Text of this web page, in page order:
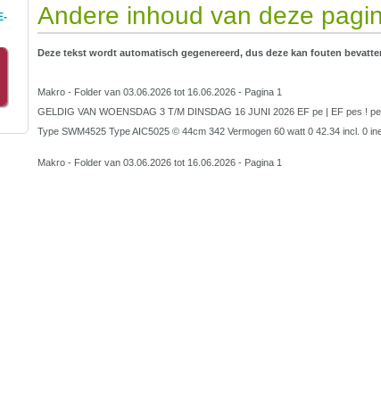
Andere inhoud van deze
Deze tekst wordt automatisch gegenereerd, dus deze kan fouten
Makro - Folder van 03.06.2026 tot 16.06.2026 - Pagina 1
GELDIG VAN WOENSDAG 3 T/M DINSDAG 16 JUNI 2026 EF pe | EF pes !
Type SWM4525 Type AIC5025 © 44cm 342 Vermogen 60 watt 0 42.34 incl. 0
Makro - Folder van 03.06.2026 tot 16.06.2026 - Pagina 1